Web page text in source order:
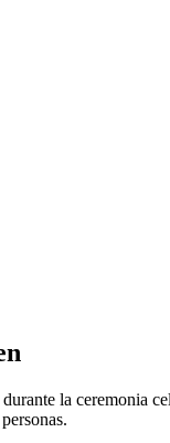
durante la ceremonia